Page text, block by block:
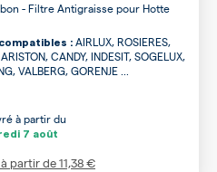
- Filtre Antigraisse pour Hotte
: AIRLUX, ROSIERES,
CANDY, INDESIT, SOGELUX,
VALBERG, GORENJE ...
à partir du
7 août
à partir de11,38 €